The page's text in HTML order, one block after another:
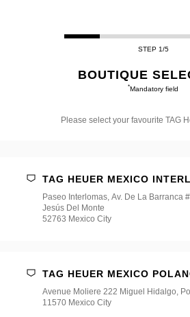
STEP 1/5
BOUTIQUE
*Mandatory field
Please select your favourite TAG
favourite
TAG HEUER MEXICO
Paseo Interlomas, Av. De La Barranca
Jesús Del Monte
52763 Mexico City
TAG HEUER MEXICO
Avenue Moliere 222 Miguel Hidalgo,
11570 Mexico City